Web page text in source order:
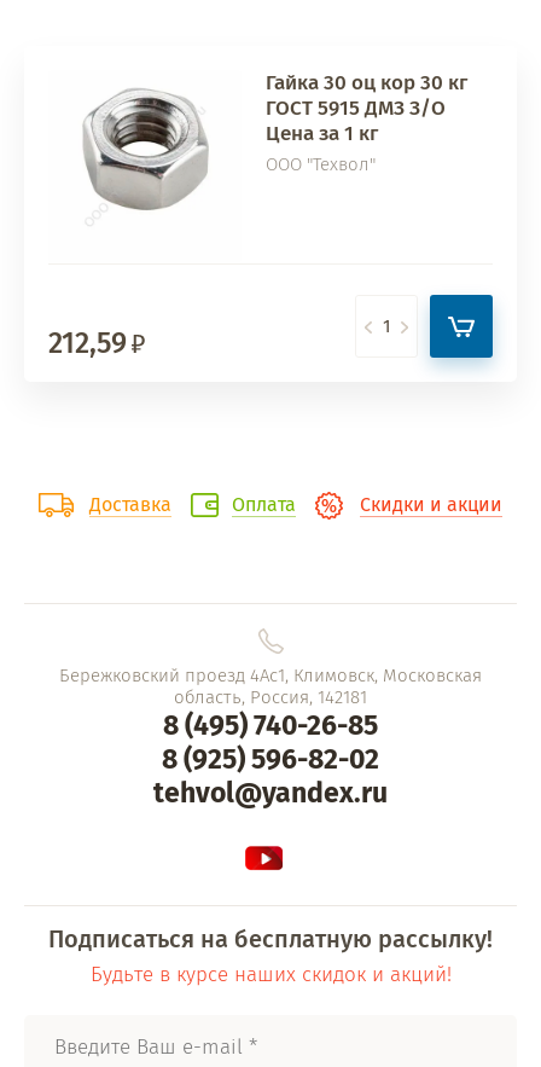
Гайка 30 оц кор 30 кг
ГОСТ 5915 ДМЗ З/О
Цена за 1 кг
ООО "Техвол"
212,59
Доставка Оплата Скидки и акции
Бережковский проезд 4Ас1, Климовск, Московская
область, Россия, 142181
8 (495) 740-26-85
8 (925) 596-82-02
tehvol@yandex.ru
Подписаться на бесплатную рассылку!
Будьте в курсе наших скидок и акций!